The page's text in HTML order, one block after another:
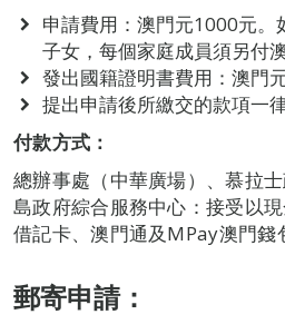
申請費用：澳門元1000元。
子女，每個家庭成員須另付
發出國籍證明書費用：澳門
提出申請後所繳交的款項一
付款方式：
總辦事處（中華廣場）、慕拉
島政府綜合服務中心：接受以現
借記卡、澳門通及MPay澳門錢
郵寄申請：